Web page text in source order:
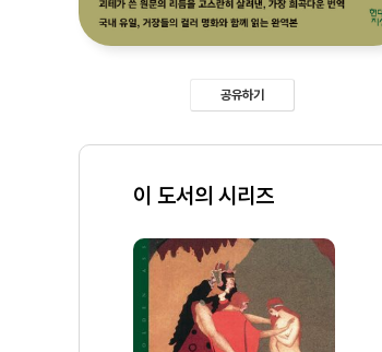
공유하기
이 도서의 시리즈